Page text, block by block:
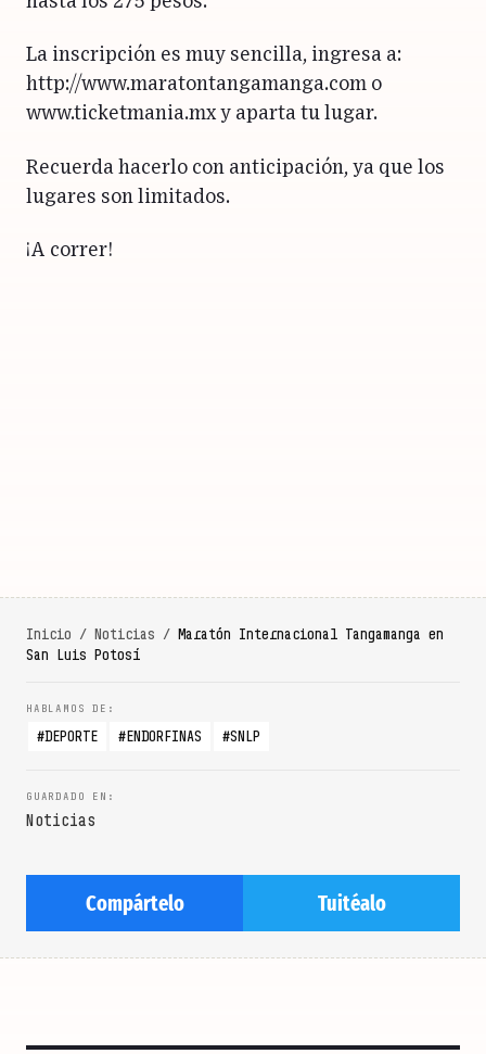
La inscripción es muy sencilla, ingresa a:
http://www.maratontangamanga.com o
www.ticketmania.mx y aparta tu lugar.
Recuerda hacerlo con anticipación, ya que los
lugares son limitados.
¡A correr!
Inicio / Noticias / Maratón Internacional Tangamanga en
San Luis Potosí
DEPORTE ENDORFINAS SNLP
Noticias
Compártelo Tuitéalo